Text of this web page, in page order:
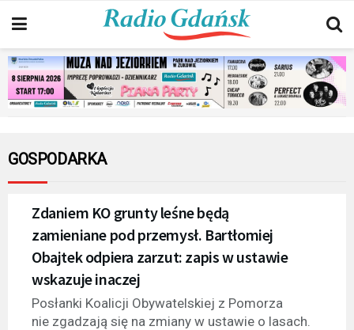
GOSPODARKA
Zdaniem KO grunty leśne będą
zamieniane pod przemysł. Bartłomiej
Obajtek odpiera zarzut: zapis w ustawie
wskazuje inaczej
Posłanki Koalicji Obywatelskiej z Pomorza
nie zgadzają się na zmiany w ustawie o lasach.